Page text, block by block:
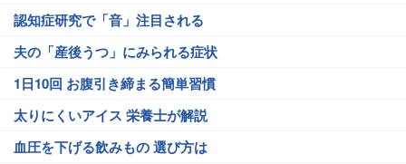
認知症研究で「音」注目される
夫の「産後うつ」にみられる症状
1日10回 お腹引き締まる簡単習慣
太りにくいアイス 栄養士が解説
血圧を下げる飲みもの 選び方は